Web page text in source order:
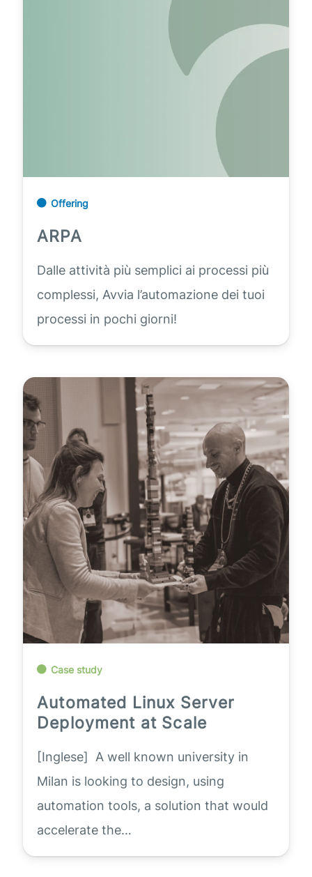
Offering
ARPA
Dalle attività più semplici ai processi più
complessi, Avvia l’automazione dei tuoi
processi in pochi giorni!
Case study
Automated Linux Server
Deployment at Scale
[Inglese] A well known university in
Milan is looking to design, using
automation tools, a solution that would
accelerate the…